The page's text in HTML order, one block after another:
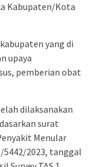
Kabupaten/Kota
yang di
upaya
pemberian obat
dilaksanakan
surat
Menular
5442/2023, tanggal